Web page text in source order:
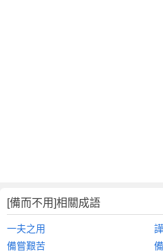
[備而不用]相關成語
一夫之用
備嘗艱苦